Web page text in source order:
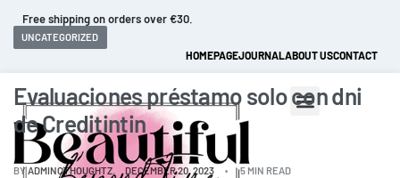
Fast and extended returns.
HOMEPAGEJOURNALABOUT USCONTACT
UNCATEGORIZED
Evaluaciones préstamo solo con dni
de Creditintin
BYADMINCTHOUGHTZ DECEMBER 20, 2023 5 MIN READ